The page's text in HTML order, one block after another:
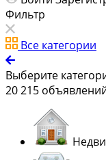
Фильтр
Все категории
Выберите
20 215